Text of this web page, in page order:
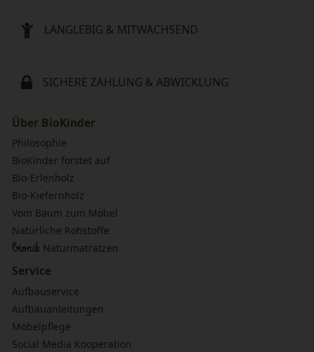
LANGLEBIG & MITWACHSEND
SICHERE ZAHLUNG & ABWICKLUNG
Über BioKinder
Philosophie
BioKinder forstet auf
Bio-Erlenholz
Bio-Kiefernholz
Vom Baum zum Möbel
Natürliche Rohstoffe
bionik Naturmatratzen
Service
Aufbauservice
Aufbauanleitungen
Möbelpflege
Social Media Kooperation